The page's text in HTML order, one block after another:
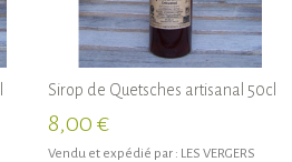
Sirop de Quetsches artisanal 50cl
8,00 €
Vendu et expédié par : LES VERGERS